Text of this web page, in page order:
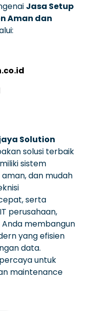
Jasa Setup
Aman dan
Solution
solusi terbaik
sistem
dan mudah
serta
perusahaan,
membangun
yang efisien
data.
untuk
maintenance